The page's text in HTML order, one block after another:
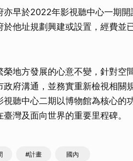
早於2022年影視聽中心一期開
他址規劃興建或設置，經費並
地方發展的心意不變，針對空
府溝通，並務實重新檢視相關
聽中心二期以博物館為核心的
灣及面向世界的重要里程碑。
#計畫 國內